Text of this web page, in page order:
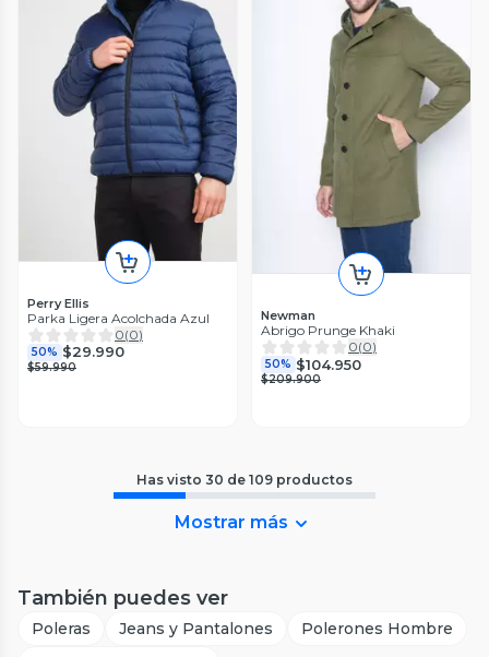
Perry Ellis
Parka Ligera Acolchada Azul
0(0)
50% $29.990
$59.990
Newman
Abrigo Prunge Khaki
0(0)
50% $104.950
$209.900
Has visto 30 de 109 productos
Mostrar más
También puedes ver
Poleras Jeans y Pantalones
Polerones Hombre